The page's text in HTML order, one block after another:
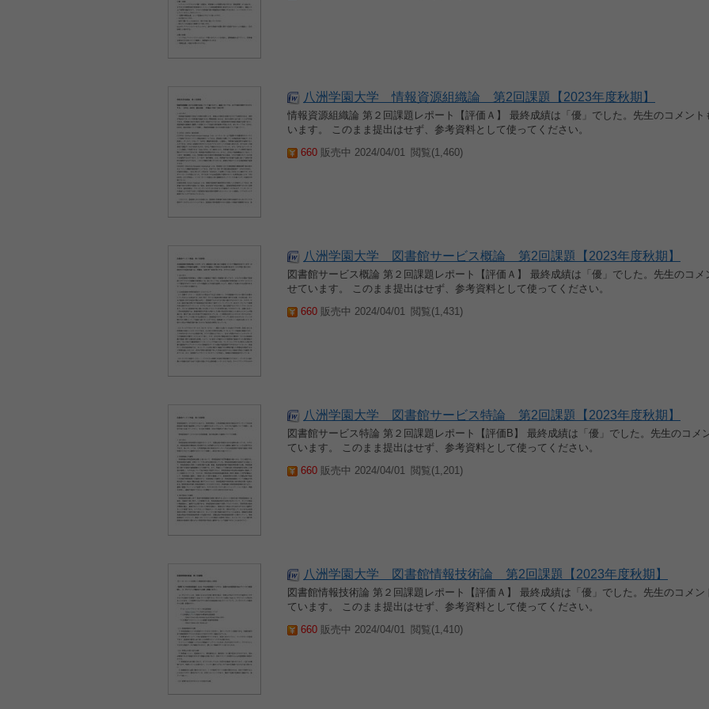
八洲学園大学 情報資源組織論 第2回課題【2023年度秋期】
情報資源組織論 第２回課題レポート【評価Ａ】 最終成績は「優」でした。先生のコメント
います。 このまま提出はせず、参考資料として使ってください。
660 販売中 2024/04/01 閲覧(1,460)
八洲学園大学 図書館サービス概論 第2回課題【2023年度秋期】
図書館サービス概論 第２回課題レポート【評価Ａ】 最終成績は「優」でした。先生のコメ
せています。 このまま提出はせず、参考資料として使ってください。
660 販売中 2024/04/01 閲覧(1,431)
八洲学園大学 図書館サービス特論 第2回課題【2023年度秋期】
図書館サービス特論 第２回課題レポート【評価B】 最終成績は「優」でした。先生のコメ
ています。 このまま提出はせず、参考資料として使ってください。
660 販売中 2024/04/01 閲覧(1,201)
八洲学園大学 図書館情報技術論 第2回課題【2023年度秋期】
図書館情報技術論 第２回課題レポート【評価Ａ】 最終成績は「優」でした。先生のコメン
ています。 このまま提出はせず、参考資料として使ってください。
660 販売中 2024/04/01 閲覧(1,410)